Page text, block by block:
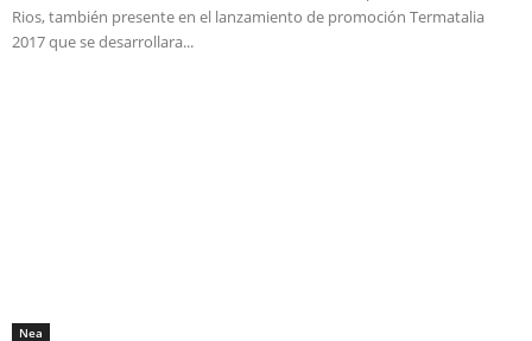
Rios, también presente en el lanzamiento de promoción Termatalia
2017 que se desarrollara...
Nea